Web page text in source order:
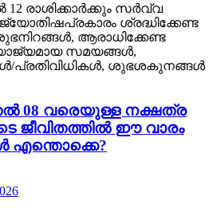
12 രാശിക്കാർക്കും സർവ്വ
ശ്രദ്ധിക്കേണ്ട
ആരാധിക്കേണ്ട
സമയങ്ങൾ,
പ്രതിവിധികൾ, ശുഭശകുനങ്ങൾ
08 വരെയുള്ള നക്ഷത്ര
ജീവിതത്തിൽ ഈ വാരം
എന്തൊക്കെ?